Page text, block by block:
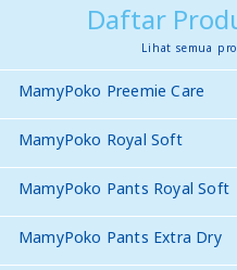
Daftar
Lihat semua
MamyPoko Preemie Care
MamyPoko Royal Soft
MamyPoko Pants Royal Soft
MamyPoko Pants Extra Dry